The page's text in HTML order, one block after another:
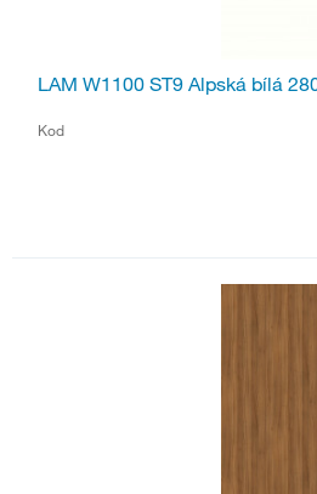
LAM W1100 ST9 Alpská bílá
Kod